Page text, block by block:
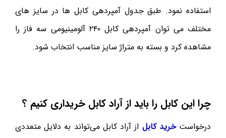
استفاده نمود. طبق جدول آمپردهی کابل ها در سایز های
مختلف می توان آمپردهی کابل ۲۴۰ آلومینیومی سه فاز را
مشاهده کرد و بسته به متراژ سایز مناسب انتخاب شود.
چرا این کابل را باید از آراد کابل خریداری کنیم ؟
درخواستخرید کابل از آراد کابل می‌تواند به دلایل متعددی